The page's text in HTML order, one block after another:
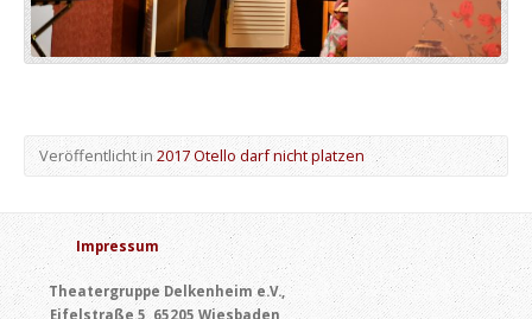
Veröffentlicht in2017 Otello darf nicht platzen
Impressum
Theatergruppe Delkenheim e.V.,
Eifelstraße 5, 65205 Wiesbaden,